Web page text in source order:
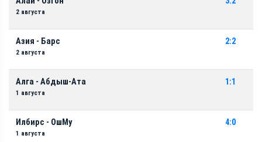
2 августа
Азия - Барс
2 августа
2:2
Алга - Абдыш-Ата
1 августа
1:1
Илбирс - ОшМу
1 августа
4:0